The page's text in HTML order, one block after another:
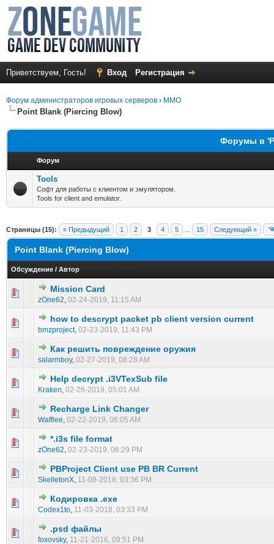
Приветствуем, Гость! Вход Регистрация
Форум администраторов игровых серверов › MMO
Point Blank (Piercing Blow)
Форумы в
Форум
Tools
Софт для работы с клиентом и эмулятором.
Tools for client and emulator.
Страницы (15): « Предыдущий 1 2 3 4 5 15 Следующий »
Point Blank (Piercing Blow)
Обсуждение / Автор
Mission Card
zOne62 02-24-2019, 11:15 AM
0 голос(ов) - 0 из 5 в среднем
123
how to descrypt packet pb client version current
bmzproject, 02-23-2019, 11:43 PM
0 голос(ов) - 0 из 5 в среднем
12345
Как решить повреждение оружия
salarmboy, 02-27-2019, 08:28 AM
0 голос(ов) - 0 из 5 в среднем
12 345
Help decrypt .i3VTexSub file
Kraken 02-26-2019, 05:01 AM
0 голос(ов) - 0 из 5 в среднем
12 345
Recharge Link Changer
Wafflee 02-22-2019, 06:05 AM
0 голос(ов) - 0 из 5 в среднем
1234 5
*.i3s file format
zOne62 02-23-2019, 06:29 PM
0 голос(ов) - 0 из 5 в среднем
1234
PBProject Client use PB BR Current
SkelletonX 11-08-2018, 03:36 PM
0 голос(ов) - 0 из 5 в среднем
12345
Кодировка .exe
Codex1to 11-03-2018, 03:33 PM
0 голос(ов) - 0 из 5 в среднем
1 2345
.psd файлы
foxovsky, 11-21-2016, 09:51 PM
0 голос(ов) - 0 из 5 в среднем
12